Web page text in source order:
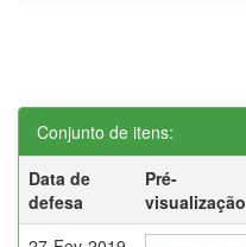
Conjunto de itens:
Data de
defesa
Pré-
visualização